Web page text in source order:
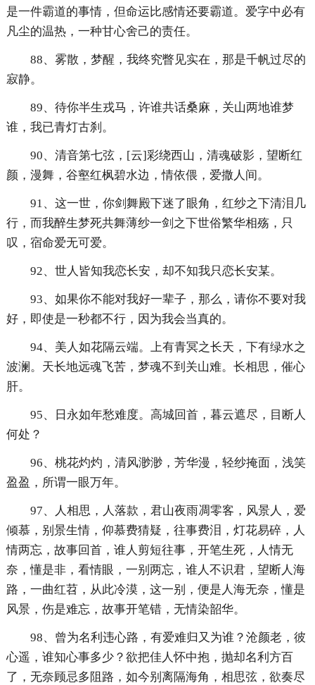
是一件霸道的事情，但命运比感情还要霸道。爱字中必有
凡尘的温热，一种甘心舍己的责任。
88、雾散，梦醒，我终究瞥见实在，那是千帆过尽的
寂静。
89、待你半生戎马，许谁共话桑麻，关山两地谁梦
谁，我已青灯古刹。
90、清音第七弦，[云]彩绕西山，清魂破影，望断红
颜，漫舞，谷壑红枫碧水边，情依偎，爱撒人间。
91、这一世，你剑舞殿下迷了眼角，红纱之下清泪几
行，而我醉生梦死共舞薄纱一剑之下世俗繁华相殇，只
叹，宿命爱无可爱。
92、世人皆知我恋长安，却不知我只恋长安某。
93、如果你不能对我好一辈子，那么，请你不要对我
好，即使是一秒都不行，因为我会当真的。
94、美人如花隔云端。上有青冥之长天，下有绿水之
波澜。天长地远魂飞苦，梦魂不到关山难。长相思，催心
肝。
95、日永如年愁难度。高城回首，暮云遮尽，目断人
何处？
96、桃花灼灼，清风渺渺，芳华漫，轻纱掩面，浅笑
盈盈，所谓一眼万年。
97、人相思，人落款，君山夜雨凋零客，风景人，爱
倾慕，别景生情，仰慕费猜疑，往事费泪，灯花易碎，人
情两忘，故事回首，谁人剪短往事，开笔生死，人情无
奈，懂是非，看情眼，一别两忘，谁人不识君，望断人海
路，一曲红苕，从此冷漠，这一别，便是人海无奈，懂是
风景，伤是难忘，故事开笔错，无情染韶华。
98、曾为名利违心路，有爱难归又为谁？沧颜老，彼
心遥，谁知心事多少？欲把佳人怀中抱，抛却名利方百
了，无奈顾忌多阻路，如今别离隔海角，相思弦，欲奏尽